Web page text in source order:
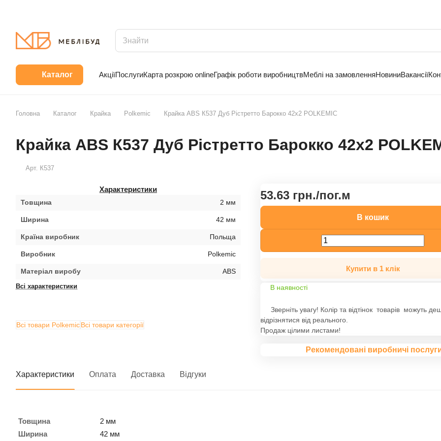
Каталог АкціїПослугиКарта розкрою onlineГрафік роботи виробництвМеблі на замовленняНовиниВакансії
Головна Каталог Крайка Polkemic Крайка ABS К537 Дуб Рістретто Барокко 42х2 POLKEMIC
Крайка ABS К537 Дуб Рістретто Барокко 42х2
Арт. К537
Характеристики
Товщина 2 мм
Ширина 42 мм
Країна виробник Польща
Виробник Polkemic
Матеріал виробу ABS
Всі характеристики
Всі товари PolkemicВсі товари категорії
53.63 грн./пог.м
В кошик
Купити в 1 клік
В наявності
Зверніть увагу! Колір та відтінок товарів можуть
відрізнятися від реального.
Продаж цілими листами!
Рекомендовані виробничі
Характеристики Оплата Доставка Відгуки
Товщина
2 мм
Ширина
42 мм